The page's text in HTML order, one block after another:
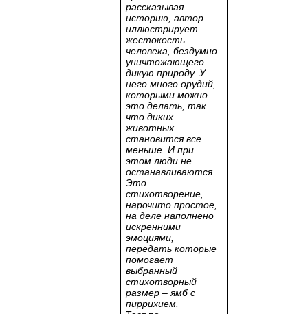
рассказывая
историю, автор
иллюстрирует
жестокость
человека, бездумно
уничтожающего
дикую природу. У
него много орудий,
которыми можно
это делать, так
что диких
животных
становится все
меньше. И при
этом люди не
останавливаются.
Это
стихотворение,
нарочито простое,
на деле наполнено
искренними
эмоциями,
передать которые
помогает
выбранный
стихотворный
размер – ямб с
пиррихием.